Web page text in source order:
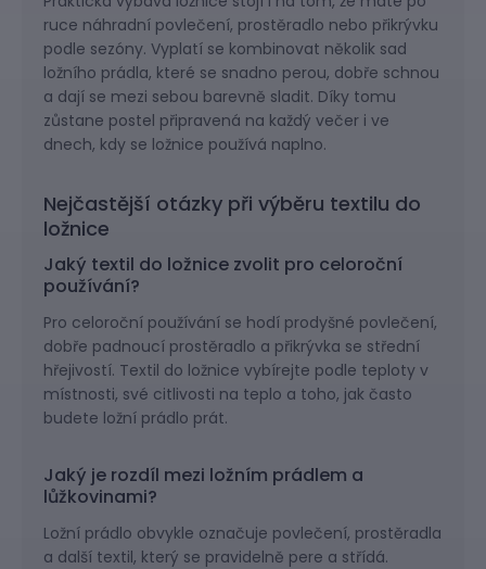
ruce náhradní povlečení, prostěradlo nebo přikrývku
podle sezóny. Vyplatí se kombinovat několik sad
ložního prádla, které se snadno perou, dobře schnou
a dají se mezi sebou barevně sladit. Díky tomu
zůstane postel připravená na každý večer i ve
dnech, kdy se ložnice používá naplno.
Nejčastější otázky při výběru textilu do
ložnice
Jaký textil do ložnice zvolit pro celoroční
používání?
Pro celoroční používání se hodí prodyšné povlečení,
dobře padnoucí prostěradlo a přikrývka se střední
hřejivostí. Textil do ložnice vybírejte podle teploty v
místnosti, své citlivosti na teplo a toho, jak často
budete ložní prádlo prát.
Jaký je rozdíl mezi ložním prádlem a
lůžkovinami?
Ložní prádlo obvykle označuje povlečení, prostěradla
a další textil, který se pravidelně pere a střídá.